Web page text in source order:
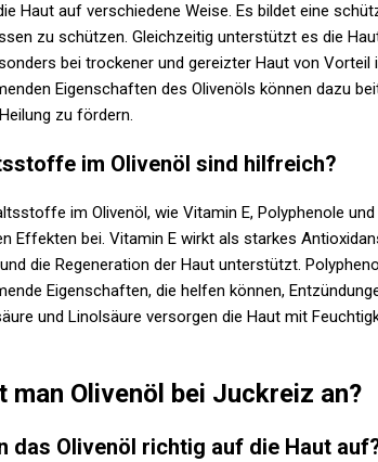
Haut auf verschiedene Weise. Es bildet eine
zu schützen. Gleichzeitig unterstützt es die
bei trockener und gereizter Haut von Vorteil
Eigenschaften des Olivenöls können dazu
zu fördern.
im Olivenöl sind hilfreich?
im Olivenöl, wie Vitamin E, Polyphenole
Effekten bei. Vitamin E wirkt als starkes
die Regeneration der Haut unterstützt.
Eigenschaften, die helfen können,
und Linolsäure versorgen die Haut mit
man Olivenöl bei Juckreiz an?
das Olivenöl richtig auf die Haut